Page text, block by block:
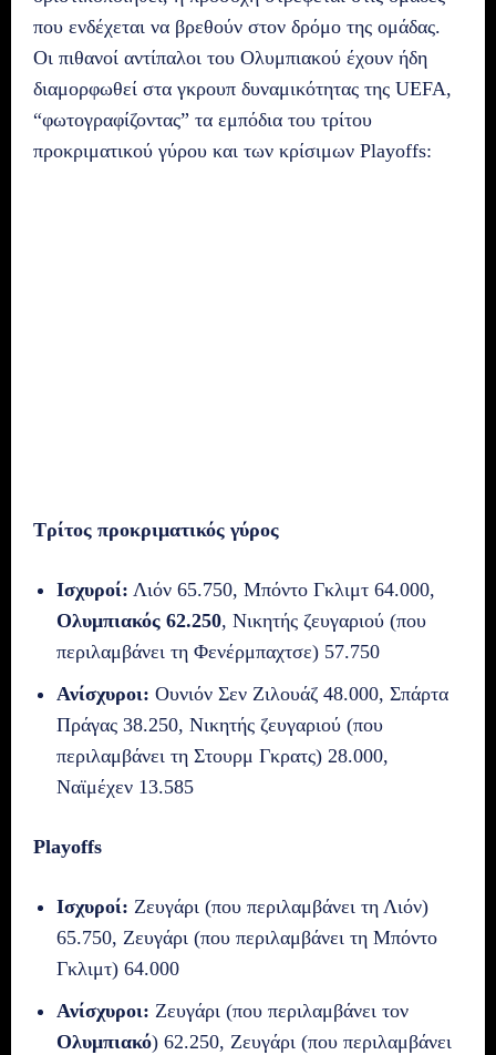
που ενδέχεται να βρεθούν στον δρόμο της ομάδας.
Οι πιθανοί αντίπαλοι του Ολυμπιακού έχουν ήδη
διαμορφωθεί στα γκρουπ δυναμικότητας της UEFA,
“φωτογραφίζοντας” τα εμπόδια του τρίτου
προκριματικού γύρου και των κρίσιμων Playoffs:
Τρίτος προκριματικός γύρος
Ισχυροί: Λιόν 65.750, Μπόντο Γκλιμτ 64.000,
Ολυμπιακός 62.250, Νικητής ζευγαριού (που
περιλαμβάνει τη Φενέρμπαχτσε) 57.750
Ανίσχυροι: Ουνιόν Σεν Ζιλουάζ 48.000, Σπάρτα
Πράγας 38.250, Νικητής ζευγαριού (που
περιλαμβάνει τη Στουρμ Γκρατς) 28.000,
Ναϊμέχεν 13.585
Playoffs
Ισχυροί: Ζευγάρι (που περιλαμβάνει τη Λιόν)
65.750, Ζευγάρι (που περιλαμβάνει τη Μπόντο
Γκλιμτ) 64.000
Ανίσχυροι: Ζευγάρι (που περιλαμβάνει τον
Ολυμπιακό) 62.250, Ζευγάρι (που περιλαμβάνει